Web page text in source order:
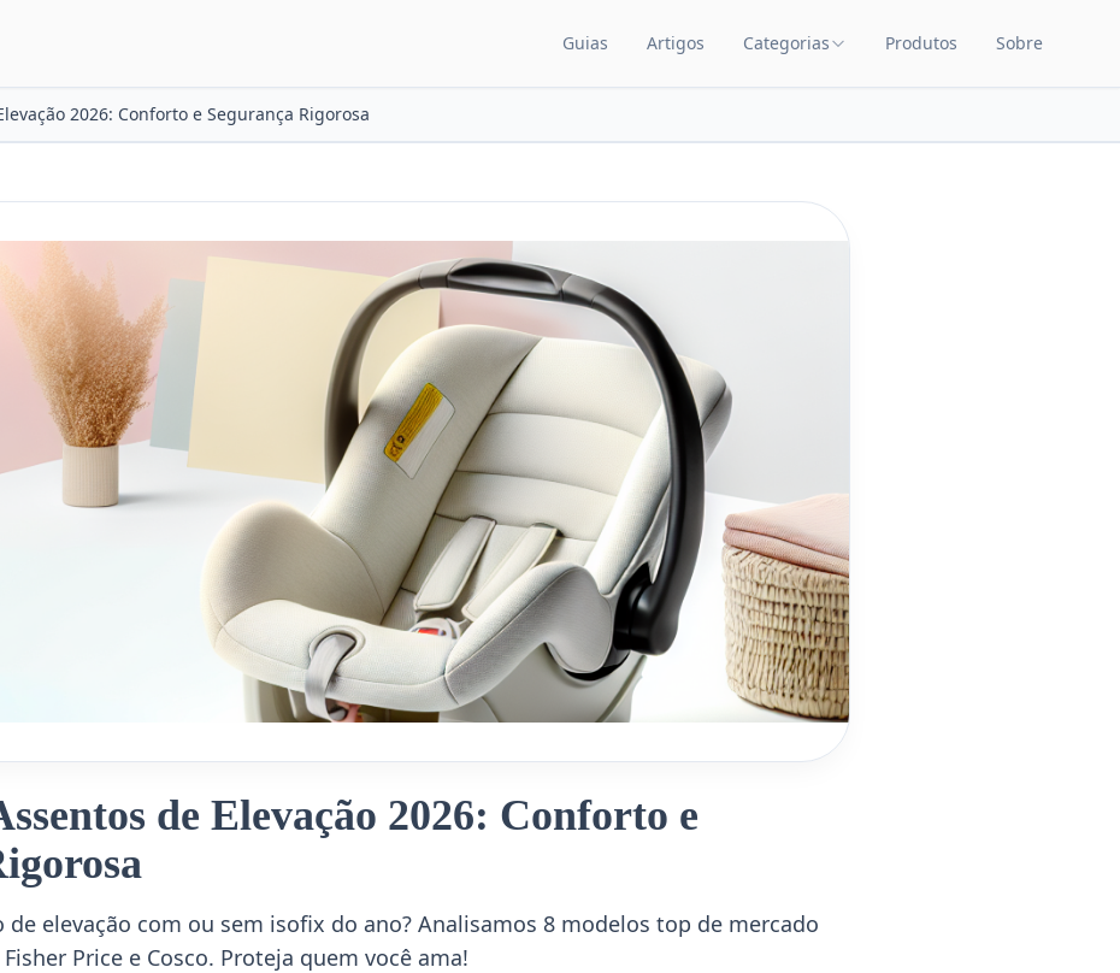
Guias Artigos Categorias
Guias para pais
Desenvolvimento
Sono do bebê
Alimentação
Carrinhos de Bebê
Amamentação
Produtos Sobre
2026: Conforto e Segurança Rigorosa
de Elevação 2026: Conforto e
elevação com ou sem isofix do ano? Analisamos 8 modelos top de mercado
Price e Cosco. Proteja quem você ama!